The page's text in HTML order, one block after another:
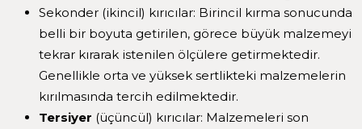
Sekonder (ikincil) kırıcılar: Birincil kırma sonucunda
belli bir boyuta getirilen, görece büyük malzemeyi
tekrar kırarak istenilen ölçülere getirmektedir.
Genellikle orta ve yüksek sertlikteki malzemelerin
kırılmasında tercih edilmektedir.
Tersiyer (üçüncül) kırıcılar: Malzemeleri son